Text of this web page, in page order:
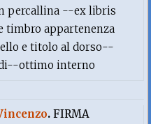
percallina --ex libris
timbro appartenenza
e titolo al dorso--
ottimo interno
.FIRMA